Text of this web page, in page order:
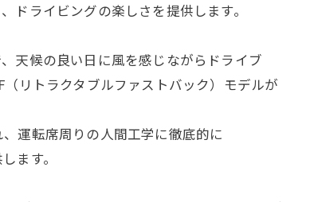
ドライビングの楽しさを提供します。
天候の良い日に風を感じながらドライブ
リトラクタブルファストバック）モデルが
運転席周りの人間工学に徹底的に
ます。